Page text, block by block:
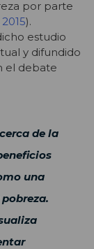
por parte
2015).
estudio
y difundido
el debate
de la
una